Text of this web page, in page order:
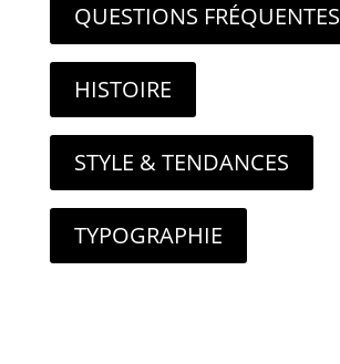
QUESTIONS FRÉQUENTES
HISTOIRE
STYLE & TENDANCES
TYPOGRAPHIE